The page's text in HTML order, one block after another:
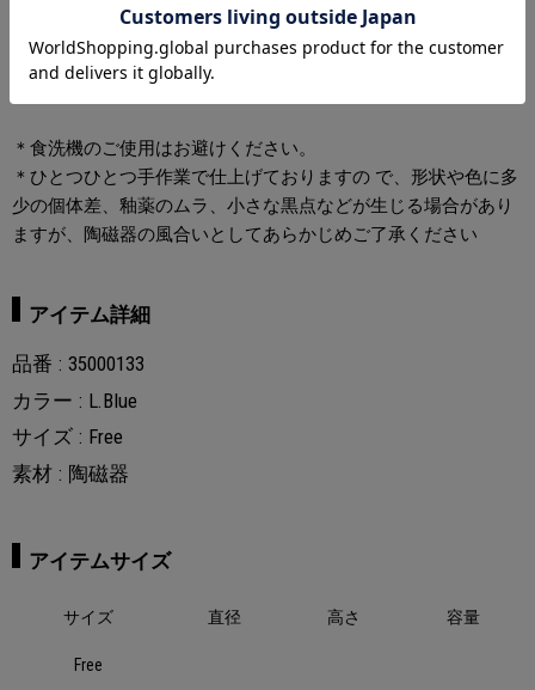
BUDDIXのアーチロゴが立体で表現されたマグカップ。
ちょうど良いカップのサイズで、朝のコーヒーや午後のティー
タイムなどにピッタリ。主張しすぎない柔らかな色合いで、ご
家庭の食卓を明るく飾る1点。
＊食洗機のご使用はお避けください。
＊ひとつひとつ手作業で仕上げておりますの で、形状や色に多
少の個体差、釉薬のムラ、小さな黒点などが生じる場合があり
ますが、陶磁器の風合いとしてあらかじめご了承ください
アイテム詳細
品番
35000133
カラー
L.Blue
サイズ
Free
素材
陶磁器
アイテムサイズ
サイズ 直径 高さ 容量
Free